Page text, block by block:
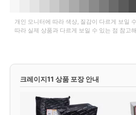
개인 모니터에 따라 색상, 질감이 다르게 보일
따라 실제 상품과 다르게 보일 수 있는 점 참고
크레이지11 상품 포장 안내